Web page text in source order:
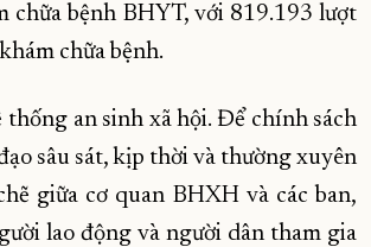
chữa bệnh BHYT, với 819.193 lượt
chữa bệnh.
an sinh xã hội. Để chính sách
sâu sát, kịp thời và thường xuyên
giữa cơ quan BHXH và các ban,
lao động và người dân tham gia